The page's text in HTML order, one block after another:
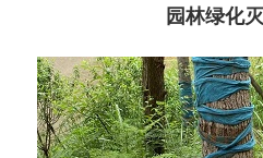
园林绿化